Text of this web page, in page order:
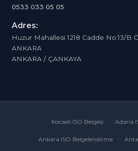
0533 033 05 05
Adres:
Huzur Mahallesi 1218 Cadde No:13/B
ANKARA
ANKARA / ÇANKAYA
Kocaeli ISO Belgesi Adana
Ankara ISO Belgelendirme